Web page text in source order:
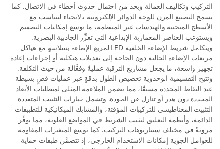
التركيب وتكاليف العمالة ويحد من احتمال حدوث أخطاء في الاتصال. كما
يسمح التصنيع المرن للوحة الدوائر الإلكترونية بالانحناء لتتناسب مع
الأسطح المنحنية والهندسات غير المنتظمة، ما يوسع إمكانيات التصميم
ويستوعب العناصر المعمارية الإبداعية التي تعزِّز الجاذبية البصرية.
ويتكامل شريط الإضاءة الخلفية LED لمربع الإضاءة بسلاسةٍ مع هياكل
مربعات الإضاءة الحالية دون الحاجة إلى تعديلات هيكلية أو إجراءات إعادة
تجهيز واسعة، ما يجعل مشاريع الترقية عمليةً وفعَّالة من حيث التكلفة.
وتتيح التقسيمية الوحدوية تخصيص الطول بدقةٍ عبر عمليات قصٍ بسيطة
عند النقاط المحددة مسبقًا، مما يضمن الملاءمة المثلى لمتطلبات الأبعاد
المحددة دون هدر أو تنازل عن الجودة. وتشمل خيارات التثبيت المتعددة
التثبيت المغناطيسي للتركيبات المؤقتة، والمشابك الميكانيكية للتطبيقات
الدائمة، وأنظمة التعليق لتثبيت الشريط في المواضع العلوية، مما يوفِّر
مرونةً في مختلف سيناريوهات التركيب. كما توسع المتغيرات المقاومة
للعوامل الجوية إمكانات الاستخدام الخارجي، إذ تتضمَّن طبقات حماية